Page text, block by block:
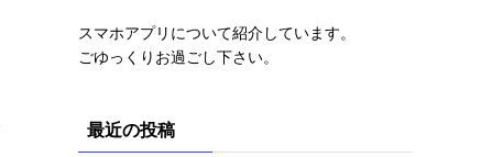
スマホアプリについて紹介しています。
ごゆっくりお過ごし下さい。
最近の投稿